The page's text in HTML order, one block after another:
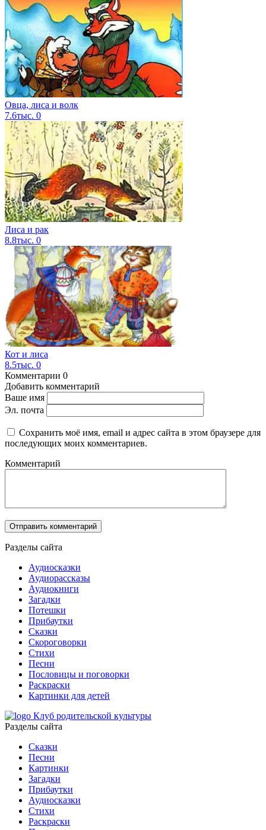
Овца, лиса и волк
7.6тыс. 0
Лиса и рак
8.8тыс. 0
Кот и лиса
8.5тыс. 0
Комментарии 0
Добавить комментарий
Ваше имя
Эл. почта
Сохранить моё имя, email и адрес сайта в этом браузере для
последующих моих комментариев.
Комментарий
Разделы сайта
Аудиосказки
Аудиорассказы
Аудиокниги
Загадки
Потешки
Прибаутки
Сказки
Скороговорки
Стихи
Песни
Пословицы и поговорки
Раскраски
Картинки для детей
Клуб родительской культуры
Разделы сайта
Сказки
Песни
Картинки
Загадки
Прибаутки
Аудиосказки
Стихи
Раскраски